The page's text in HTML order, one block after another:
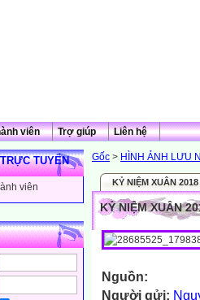
viên Trợ giúp Liên hệ
TUYẾN
viên
Gốc > HÌNH ẢNH LƯU
KỶ NIỆM XUÂN 2018
KỶ NIỆM XUÂN
Nguồn:
Người gửi: